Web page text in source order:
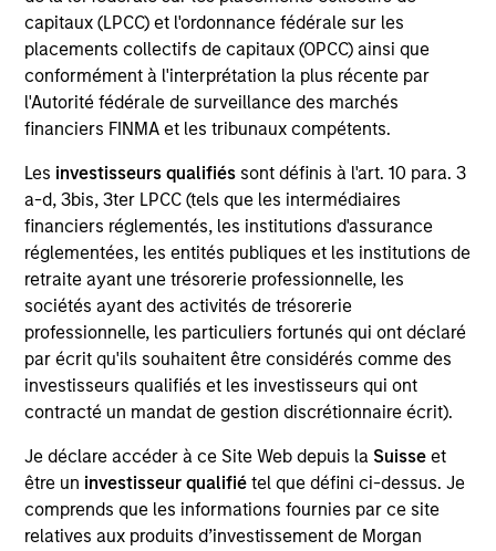
capitaux (LPCC) et l'ordonnance fédérale sur les
placements collectifs de capitaux (OPCC) ainsi que
conformément à l'interprétation la plus récente par
l'Autorité fédérale de surveillance des marchés
financiers FINMA et les tribunaux compétents.
Les investisseurs qualifiés sont définis à l'art. 10 para. 3
a-d, 3bis, 3ter LPCC (tels que les intermédiaires
financiers réglementés, les institutions d'assurance
réglementées, les entités publiques et les institutions de
retraite ayant une trésorerie professionnelle, les
sociétés ayant des activités de trésorerie
professionnelle, les particuliers fortunés qui ont déclaré
par écrit qu'ils souhaitent être considérés comme des
investisseurs qualifiés et les investisseurs qui ont
contracté un mandat de gestion discrétionnaire écrit).
Je déclare accéder à ce Site Web depuis la Suisse et
être un investisseur qualifiétel que défini ci-dessus. Je
comprends que les informations fournies par ce site
relatives aux produits d’investissement de Morgan
COUNTRY
United States
Invested on
Feb 2024
Transaction Type
Follow-On
Openprise provides data orchestration and lead
management solutions for revenue operations teams
(sales, marketing, customer success) focused on
addressing use cases such as data cleansing, data
enrichment, and lead routing
View Current Employment Opportunities
View Site